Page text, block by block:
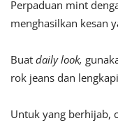
Perpaduan mint
menghasilkan kesan
Buat daily look,
rok jeans dan
Untuk yang berhijab,